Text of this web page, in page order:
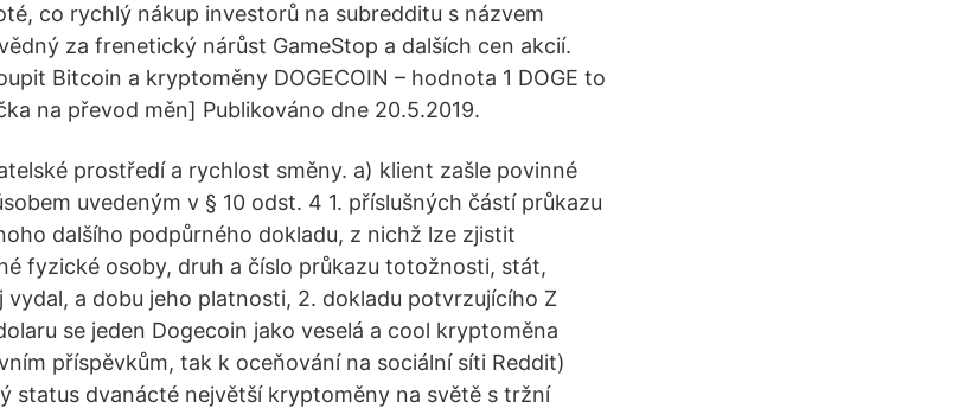
co rychlý nákup investorů na subredditu s názvem
za frenetický nárůst GameStop a dalších cen akcií.
Bitcoin a kryptoměny DOGECOIN – hodnota 1 DOGE to
na převod měn] Publikováno dne 20.5.2019.
prostředí a rychlost směny. a) klient zašle povinné
uvedeným v § 10 odst. 4 1. příslušných částí průkazu
dalšího podpůrného dokladu, z nichž lze zjistit
fyzické osoby, druh a číslo průkazu totožnosti, stát,
a dobu jeho platnosti, 2. dokladu potvrzujícího Z
se jeden Dogecoin jako veselá a cool kryptoměna
příspěvkům, tak k oceňování na sociální síti Reddit)
status dvanácté největší kryptoměny na světě s tržní